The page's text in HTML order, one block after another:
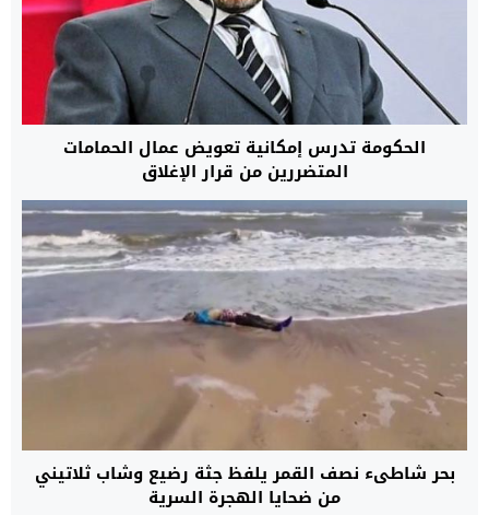
الحكومة تدرس إمكانية تعويض عمال الحمامات
المتضررين من قرار الإغلاق
بحر شاطىء نصف القمر يلفظ جثة رضيع وشاب ثلاتيني
من ضحايا الهجرة السرية